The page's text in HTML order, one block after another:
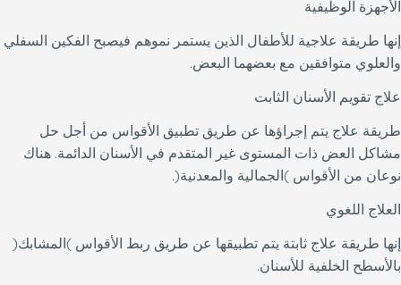
الأجهزة الوظيفية
إنها طريقة علاجية للأطفال الذين يستمر نموهم فيصبح الفكين السفلي
والعلوي متوافقين مع بعضهما البعض.
علاج تقويم الأسنان الثابت
طريقة علاج يتم إجراؤها عن طريق تطبيق الأقواس من أجل حل
مشاكل العض ذات المستوى غير المتقدم في الأسنان الدائمة. هناك
نوعان من الأقواس )الجمالية والمعدنية(.
العلاج اللغوي
إنها طريقة علاج ثابتة يتم تطبيقها عن طريق ربط الأقواس )المشابك(
بالأسطح الخلفية للأسنان.